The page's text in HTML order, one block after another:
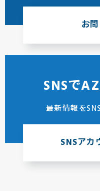
お
SNSで
最新情報を
SNSアカ